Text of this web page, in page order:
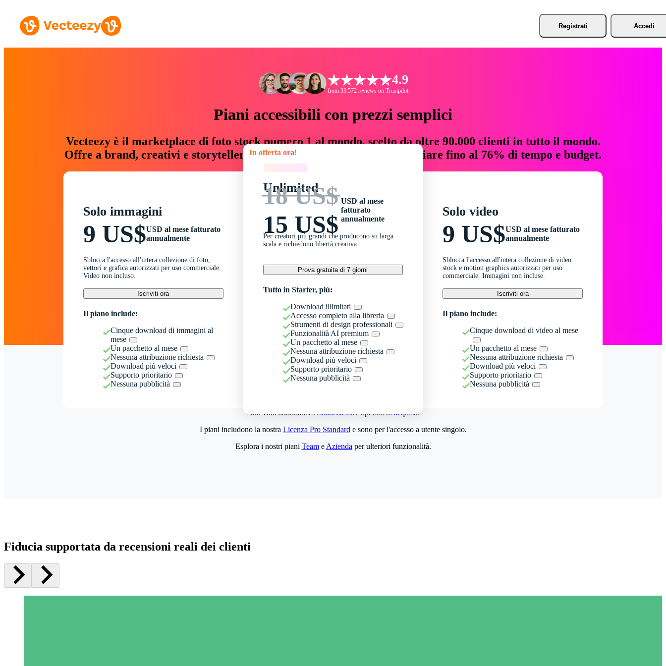
Registrati Accedi
4.9
from 33.572 reviews on Trustpilot
Piani accessibili con prezzi semplici
Vecteezy è il marketplace di foto stock numero 1 al mondo, scelto da oltre 90.000 clienti in tutto il mondo.
Offre a brand, creativi e storyteller risorse creative che fanno risparmiare fino al 76% di tempo e budget.
Solo immagini
9 US$USD al mese fatturato
annualmente
Sblocca l'accesso all'intera collezione di foto,
vettori e grafica autorizzati per uso commerciale.
Video non incluso.
Iscriviti ora
Il piano include:
Cinque download di immagini al
mese
Un pacchetto al mese
Nessuna attribuzione richiesta
Download più veloci
Supporto prioritario
Nessuna pubblicità
In offerta ora!
Unlimited
18 US$
15 US$
USD al mese
fatturato
annualmente
Per creatori più grandi che producono su larga
scala e richiedono libertà creativa
Prova gratuita di 7 giorni
Tutto in Starter, più:
Download illimitati
Accesso completo alla libreria
Strumenti di design professionali
Funzionalità AI premium
Un pacchetto al mese
Nessuna attribuzione richiesta
Download più veloci
Supporto prioritario
Nessuna pubblicità
Solo video
9 US$USD al mese fatturato
annualmente
Sblocca l'accesso all'intera collezione di video
stock e motion graphics autorizzati per uso
commerciale. Immagini non incluse.
Iscriviti ora
Il piano include:
Cinque download di video al mese
Un pacchetto al mese
Nessuna attribuzione richiesta
Download più veloci
Supporto prioritario
Nessuna pubblicità
Non vuoi abbonarti?Visualizza altre opzioni di acquisto
I piani includono la nostra Licenza Pro Standard e sono per l'accesso a utente singolo.
Esplora i nostri piani Teame Azienda per ulteriori funzionalità.
Fiducia supportata da recensioni reali dei clienti